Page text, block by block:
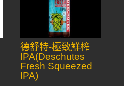
德舒特-極致鮮榨
IPA(Deschutes
Fresh Squeezed
IPA)